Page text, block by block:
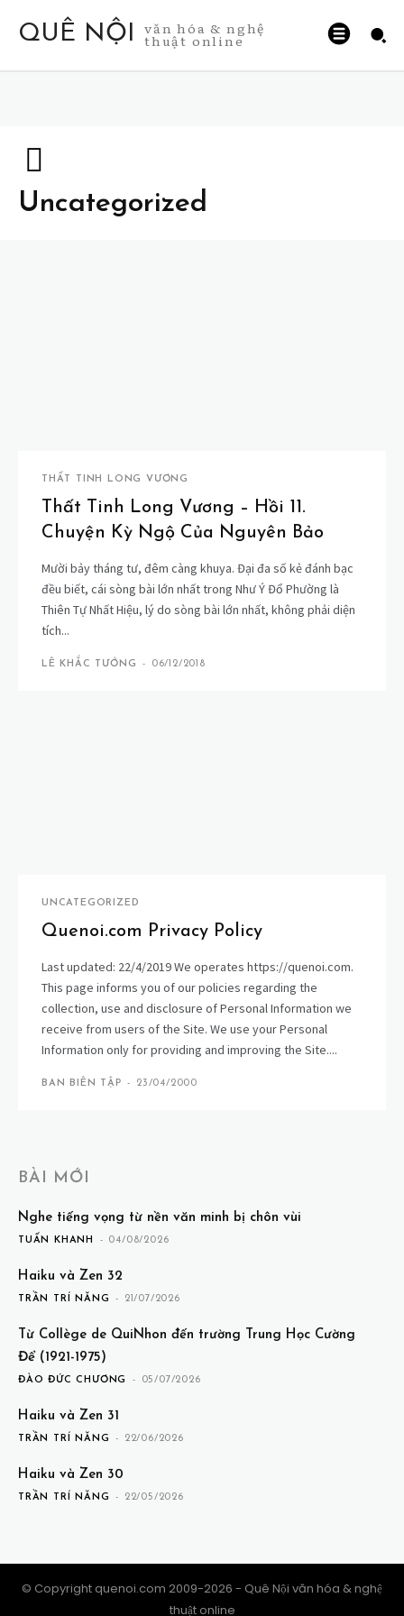
QUÊ NỘI văn hóa & nghệ
thuật online
Uncategorized
THẤT TINH LONG VƯƠNG
Thất Tinh Long Vương – Hồi 11.
Chuyện Kỳ Ngộ Của Nguyên Bảo
Mười bảy tháng tư, đêm càng khuya. Đại đa số kẻ đánh bạc
đều biết, cái sòng bài lớn nhất trong Như Ý Đổ Phường là
Thiên Tự Nhất Hiệu, lý do sòng bài lớn nhất, không phải diện
tích...
LÊ KHẮC TƯỞNG - 06/12/2018
UNCATEGORIZED
Quenoi.com Privacy Policy
Last updated: 22/4/2019 We operates https://quenoi.com.
This page informs you of our policies regarding the
collection, use and disclosure of Personal Information we
receive from users of the Site. We use your Personal
Information only for providing and improving the Site....
BAN BIÊN TẬP - 23/04/2000
BÀI MỚI
Nghe tiếng vọng từ nền văn minh bị chôn vùi
TUẤN KHANH - 04/08/2026
Haiku và Zen 32
TRẦN TRÍ NĂNG - 21/07/2026
Từ Collège de QuiNhon đến trường Trung Học Cường
Để (1921-1975)
ĐÀO ĐỨC CHƯƠNG - 05/07/2026
Haiku và Zen 31
TRẦN TRÍ NĂNG - 22/06/2026
Haiku và Zen 30
TRẦN TRÍ NĂNG - 22/05/2026
© Copyright quenoi.com 2009-2026 - Quê Nội văn hóa & nghệ
thuật online